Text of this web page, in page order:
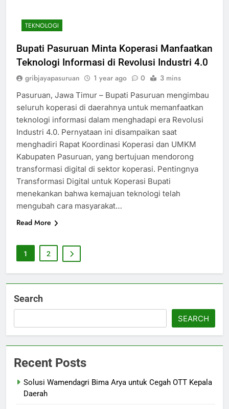
TEKNOLOGI
Bupati Pasuruan Minta Koperasi Manfaatkan
Teknologi Informasi di Revolusi Industri 4.0
gribjayapasuruan 1 year ago 0 3 mins
Pasuruan, Jawa Timur – Bupati Pasuruan mengimbau
seluruh koperasi di daerahnya untuk memanfaatkan
teknologi informasi dalam menghadapi era Revolusi
Industri 4.0. Pernyataan ini disampaikan saat
menghadiri Rapat Koordinasi Koperasi dan UMKM
Kabupaten Pasuruan, yang bertujuan mendorong
transformasi digital di sektor koperasi. Pentingnya
Transformasi Digital untuk Koperasi Bupati
menekankan bahwa kemajuan teknologi telah
mengubah cara masyarakat…
Read More
1 2
Search
SEARCH
Recent Posts
Solusi Wamendagri Bima Arya untuk Cegah OTT Kepala
Daerah